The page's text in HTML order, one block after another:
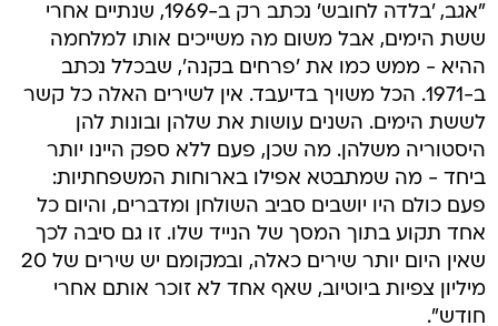
"אגב, 'בלדה לחובש' נכתב רק ב-1969, שנתיים אחרי
ששת הימים, אבל משום מה משייכים אותו למלחמה
ההיא - ממש כמו את 'פרחים בקנה', שבכלל נכתב
ב-1971. הכל משויך בדיעבד. אין לשירים האלה כל קשר
לששת הימים. השנים עושות את שלהן ובונות להן
היסטוריה משלהן. מה שכן, פעם ללא ספק היינו יותר
ביחד - מה שמתבטא אפילו בארוחות המשפחתיות:
פעם כולם היו יושבים סביב השולחן ומדברים, והיום כל
אחד תקוע בתוך המסך של הנייד שלו. זו גם סיבה לכך
שאין היום יותר שירים כאלה, ובמקומם יש שירים של 20
מיליון צפיות ביוטיוב, שאף אחד לא זוכר אותם אחרי
חודש".